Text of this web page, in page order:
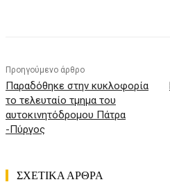
Προηγούμενο άρθρο
Παραδόθηκε στην κυκλοφορία
το τελευταίο τμημα του
αυτοκινητόδρομου Πάτρα
-Πύργος
ΣΧΕΤΙΚΑ ΑΡΘΡΑ